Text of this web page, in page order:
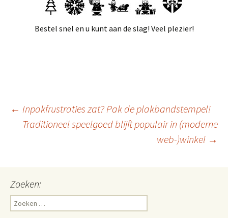
Bestel snel en u kunt aan de slag! Veel plezier!
Berichtnavigatie
← Inpakfrustraties zat? Pak de plakbandstempel!
Traditioneel speelgoed blijft populair in (moderne
web-)winkel →
Zoeken:
o